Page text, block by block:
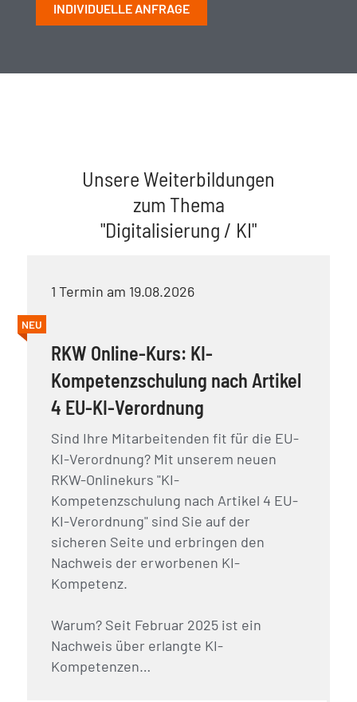
INDIVIDUELLE ANFRAGE
Unsere Weiterbildungen
zum Thema
"Digitalisierung / KI"
1 Termin am 19.08.2026
NEU
RKW Online-Kurs: KI-
Kompetenzschulung nach Artikel
4 EU-KI-Verordnung
Sind Ihre Mitarbeitenden fit für die EU-
KI-Verordnung? Mit unserem neuen
RKW-Onlinekurs "KI-
Kompetenzschulung nach Artikel 4 EU-
KI-Verordnung" sind Sie auf der
sicheren Seite und erbringen den
Nachweis der erworbenen KI-
Kompetenz.
Warum? Seit Februar 2025 ist ein
Nachweis über erlangte KI-
Kompetenzen…